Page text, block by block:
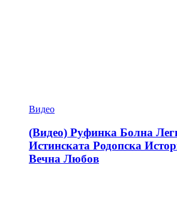
Видео
(Видео) Руфинка Болна
Истинската Родопска
Вечна Любов